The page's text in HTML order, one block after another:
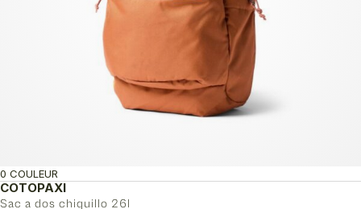
COTOPAXI
Sac a dos chiquillo 26l
0 COULEUR